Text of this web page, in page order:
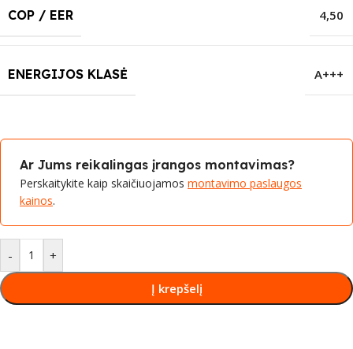
COP / EER 4,50
ENERGIJOS KLASĖ A+++
Ar Jums reikalingas įrangos montavimas?
Perskaitykite kaip skaičiuojamos montavimo paslaugos
kainos.
- +
Į krepšelį